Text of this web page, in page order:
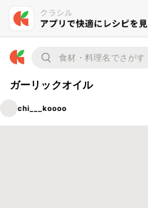
ガーリックオイル
chi___koooo